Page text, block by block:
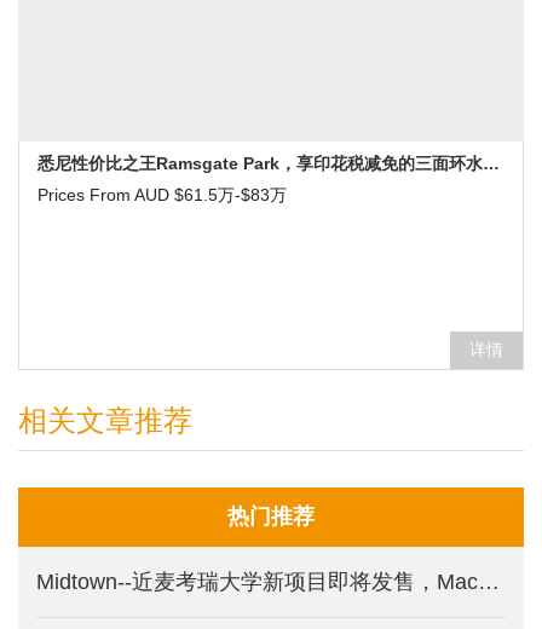
悉尼性价比之王Ramsgate Park，享印花税减免的三面环水公寓。
Prices From AUD $61.5万-$83万
详情
相关文章推荐
热门推荐
Midtown--近麦考瑞大学新项目即将发售，Macquarie Park 印花税减免新盘